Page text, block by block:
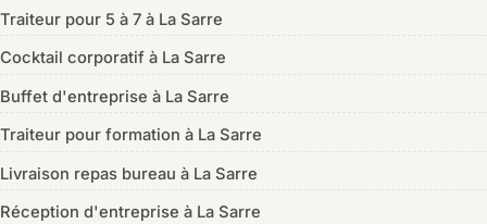
Traiteur pour 5 à 7 à La Sarre
Cocktail corporatif à La Sarre
Buffet d'entreprise à La Sarre
Traiteur pour formation à La Sarre
Livraison repas bureau à La Sarre
Réception d'entreprise à La Sarre